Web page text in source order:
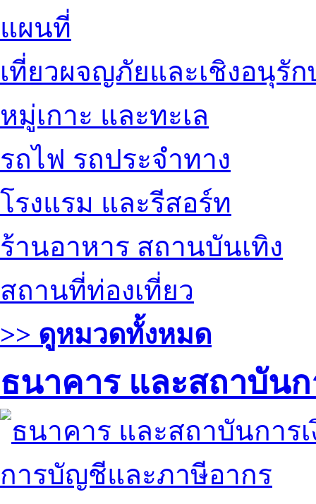
แผนที่
เที่ยวผจญภัยและเชิงอนุรัก
หมู่เกาะ และทะเล
รถไฟ รถประจำทาง
โรงแรม และรีสอร์ท
ร้านอาหาร สถานบันเทิง
สถานที่ท่องเที่ยว
>> ดูหมวดทั้งหมด
ธนาคาร และสถาบันก
การบัญชีและภาษีอากร